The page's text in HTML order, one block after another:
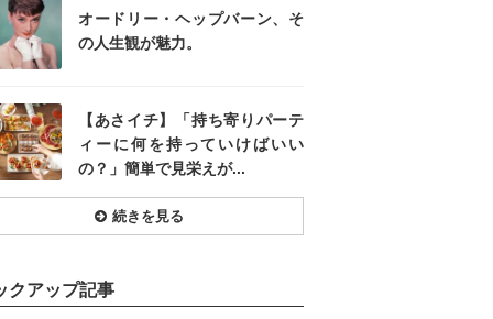
オードリー・ヘップバーン、そ
の人生観が魅力。
【あさイチ】「持ち寄りパーテ
ィーに何を持っていけばいい
の？」簡単で見栄えが...
続きを見る
クアップ記事